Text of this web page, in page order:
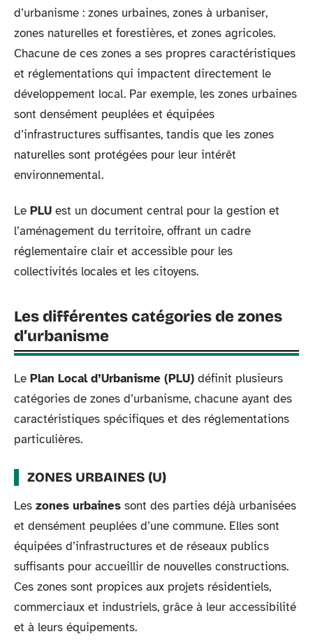
d’urbanisme : zones urbaines, zones à urbaniser,
zones naturelles et forestières, et zones agricoles.
Chacune de ces zones a ses propres caractéristiques
et réglementations qui impactent directement le
développement local. Par exemple, les zones urbaines
sont densément peuplées et équipées
d’infrastructures suffisantes, tandis que les zones
naturelles sont protégées pour leur intérêt
environnemental.
Le PLU est un document central pour la gestion et
l’aménagement du territoire, offrant un cadre
réglementaire clair et accessible pour les
collectivités locales et les citoyens.
Les différentes catégories de zones
d’urbanisme
Le Plan Local d’Urbanisme (PLU) définit plusieurs
catégories de zones d’urbanisme, chacune ayant des
caractéristiques spécifiques et des réglementations
particulières.
ZONES URBAINES (U)
Les zones urbaines sont des parties déjà urbanisées
et densément peuplées d’une commune. Elles sont
équipées d’infrastructures et de réseaux publics
suffisants pour accueillir de nouvelles constructions.
Ces zones sont propices aux projets résidentiels,
commerciaux et industriels, grâce à leur accessibilité
et à leurs équipements.